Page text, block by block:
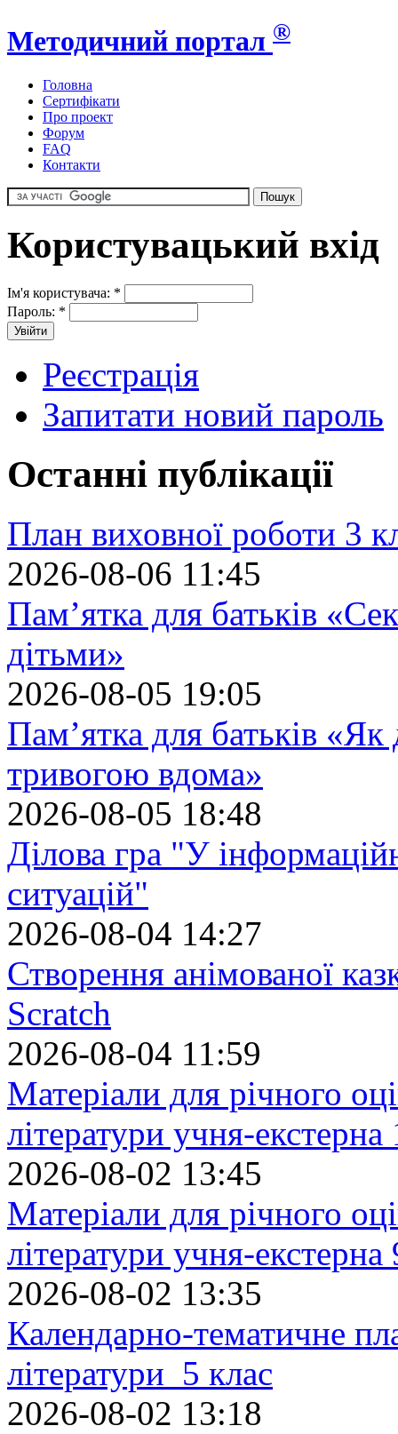
Методичний портал ®
Головна
Сертифікати
Про проект
Форум
FAQ
Контакти
Користувацький вхід
Ім'я користувача: *
Пароль: *
Реєстрація
Запитати новий пароль
Останні публікації
План виховної роботи 3
2026-08-06 11:45
Пам’ятка для батьків
дітьми»
2026-08-05 19:05
Пам’ятка для батьків
тривогою вдома»
2026-08-05 18:48
Ділова гра "У
ситуацій"
2026-08-04 14:27
Створення анімованої
Scratch
2026-08-04 11:59
Матеріали для річного
літератури учня-екстерна
2026-08-02 13:45
Матеріали для річного
літератури учня-екстерна
2026-08-02 13:35
Календарно-тематичне
літератури 5 клас
2026-08-02 13:18